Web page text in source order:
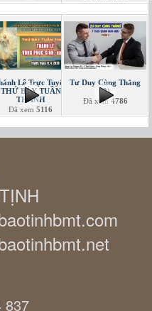
Lễ Trực Tuyến
THỨ BẢY TUẦN
THÁNH
Đã xem5116
Tư Duy Cùng Thắng
(2)
Đã xem4786
837